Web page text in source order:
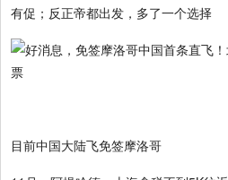
有促；反正帝都出发，多了一个选择
目前中国大陆飞免签摩洛哥